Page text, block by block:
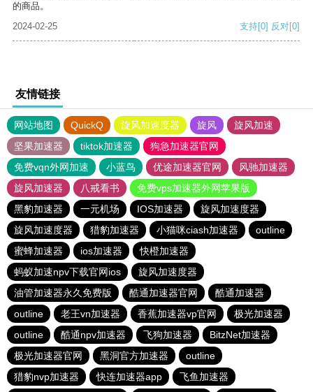
的商品。
2024-02-25
支持[0] 反对[0]
友情链接
网站地图 QuickQ 旋风加速度器 旋风
旋风加速
坚果加速器
tiktok加速器
狗急加速器官网
免费vqn外网加速
小蓝鸟 优途加速器官网
风驰加速器
旋风加速器
八戒看书
免费vps加速器外网苹果版
黑豹加速器
一元机场 IOS加速器
旋风加速度器
旋风加速度器
猎豹加速器 小猫咪ciash加速器
outline
蜜蜂加速器
ios加速器
快橙加速器
蚂蚁加速npv下载官网ios
旋风加速度器
油管加速器永久免费版
酷通加速器官网
酷通加速器
outline
老王vn加速器 香蕉加速器vp官网
极光加速器
outline
酷通npv加速器 飞狗加速器
BitzNet加速器
极光加速器官网
黑洞官方加速器
outline
猎豹nvp加速器
快连加速器app 飞鱼加速器